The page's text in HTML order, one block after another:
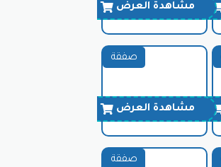
مشاهدة العرض
صفقة
مشاهدة العرض
صفقة